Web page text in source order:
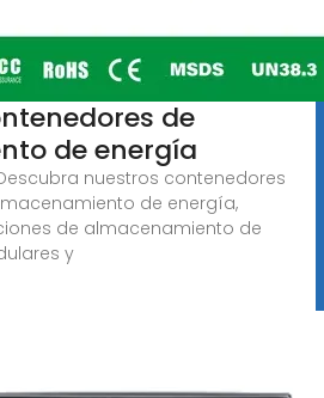
de
de energía
nuestros contenedores
de energía,
de almacenamiento de
y